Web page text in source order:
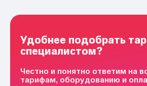
Удобнее подобрать
специалистом?
Честно и понятно ответим на
тарифам, оборудованию и